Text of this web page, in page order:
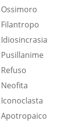
Ossimoro
Filantropo
Idiosincrasia
Pusillanime
Refuso
Neofita
Iconoclasta
Apotropaico